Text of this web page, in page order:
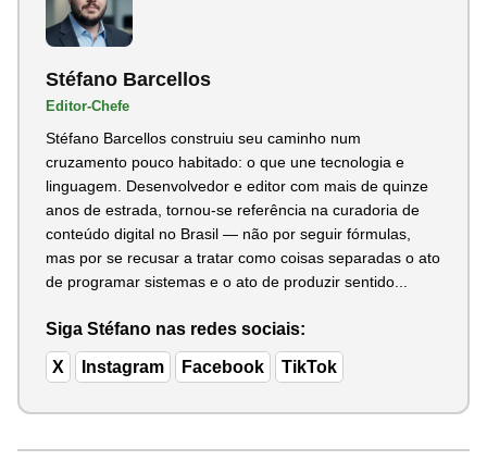
Stéfano Barcellos
Editor-Chefe
Stéfano Barcellos construiu seu caminho num
cruzamento pouco habitado: o que une tecnologia e
linguagem. Desenvolvedor e editor com mais de quinze
anos de estrada, tornou-se referência na curadoria de
conteúdo digital no Brasil — não por seguir fórmulas,
mas por se recusar a tratar como coisas separadas o ato
de programar sistemas e o ato de produzir sentido...
Siga Stéfano nas redes sociais:
X Instagram Facebook TikTok